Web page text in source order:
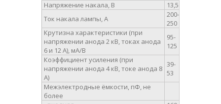
Напряжение накала, В
13,5
Ток накала лампы, А
200-
250
Крутизна характеристики (при
напряжении анода 2 кВ, токах анода
6 и 12 А), мА/В
95-
125
Коэффициент усиления (при
напряжении анода 4 кВ, токе анода 8
А)
39-
53
Межэлектродные ёмкости, пФ, не
более